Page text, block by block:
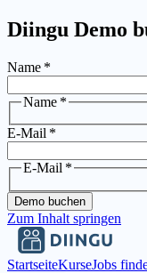
Diingu Demo
Name *
Name *
E-Mail *
E-Mail *
Demo buchen
Zum Inhalt springen
StartseiteKurseJobs